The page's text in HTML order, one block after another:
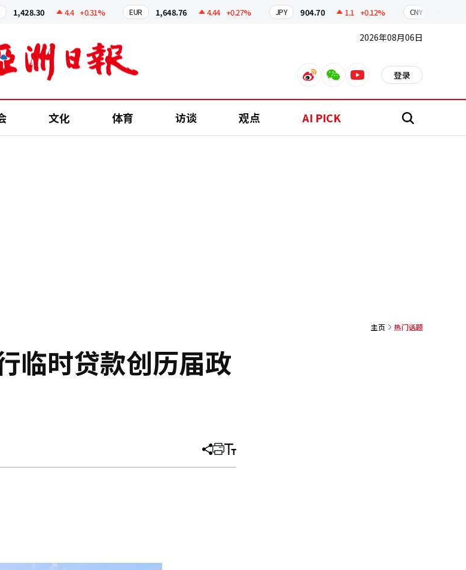
+0.31% EUR 1,648.76 4.44 +0.27% 904.70 1.1 +0.12% CNY 211.56
2026年08月06日
weiboweixinyoutube 登录
文化 体育 访谈 观点 AI PICK 搜
主页 热门话题
临时贷款创历届政
分
文
打 调
大